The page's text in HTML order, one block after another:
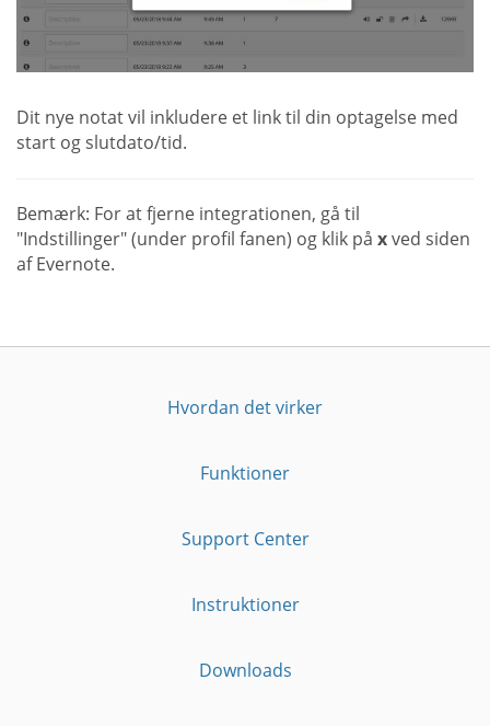
Dit nye notat vil inkludere et link til din optagelse med
start og slutdato/tid.
Bemærk: For at fjerne integrationen, gå til
"Indstillinger" (under profil fanen) og klik på xved siden
af Evernote.
Hvordan det virker
Funktioner
Support Center
Instruktioner
Downloads